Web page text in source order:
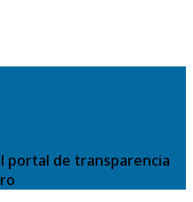
portal de transparencia